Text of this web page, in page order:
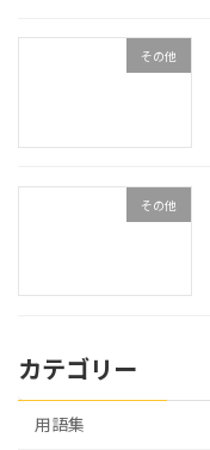
その他
その他
カテゴリー
用語集